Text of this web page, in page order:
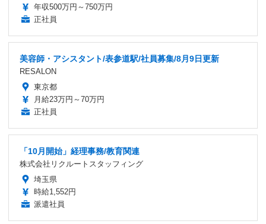
年収500万円～750万円
正社員
美容師・アシスタント/表参道駅/社員募集/8月9日更新
RESALON
東京都
月給23万円～70万円
正社員
「10月開始」経理事務/教育関連
株式会社リクルートスタッフィング
埼玉県
時給1,552円
派遣社員